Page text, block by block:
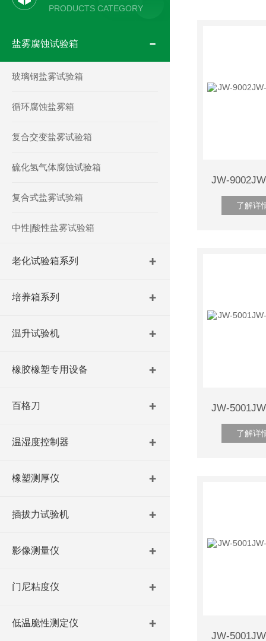
PRODUCTS CATEGORY
盐雾腐蚀试验箱
玻璃钢盐雾试验箱
循环腐蚀盐雾箱
复合交变盐雾试验箱
硫化氢气体腐蚀试验箱
复合式盐雾试验箱
中性|酸性盐雾试验箱
老化试验箱系列
培养箱系列
温升试验机
橡胶橡塑专用设备
百格刀
温湿度控制器
橡塑测厚仪
插拔力试验机
影像测量仪
门尼粘度仪
低温脆性测定仪
了解详
了解详